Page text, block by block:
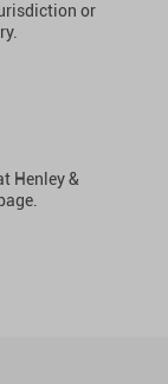
or
Henley &